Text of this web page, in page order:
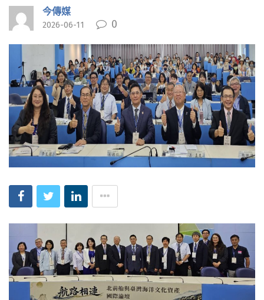
今傳媒
2026-06-11 0